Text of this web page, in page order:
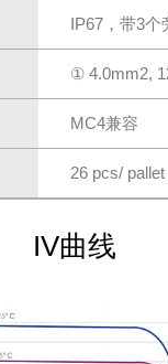
IP67，带3个
① 4.0mm2,
MC4兼容
26 pcs/
IV曲线